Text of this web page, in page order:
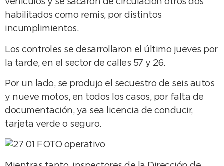
vehículos y se sacaron de circulación otros dos
habilitados como remis, por distintos
incumplimientos.
Los controles se desarrollaron el último jueves por
la tarde, en el sector de calles 57 y 26.
Por un lado, se produjo el secuestro de seis autos
y nueve motos, en todos los casos, por falta de
documentación, ya sea licencia de conducir,
tarjeta verde o seguro.